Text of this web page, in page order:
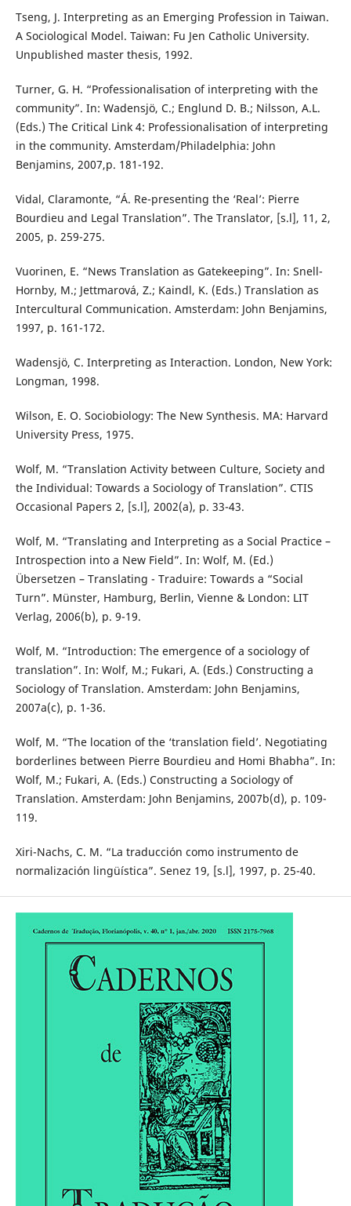
Tseng, J. Interpreting as an Emerging Profession in Taiwan.
A Sociological Model. Taiwan: Fu Jen Catholic University.
Unpublished master thesis, 1992.
Turner, G. H. “Professionalisation of interpreting with the
community”. In: Wadensjö, C.; Englund D. B.; Nilsson, A.L.
(Eds.) The Critical Link 4: Professionalisation of interpreting
in the community. Amsterdam/Philadelphia: John
Benjamins, 2007,p. 181-192.
Vidal, Claramonte, “Á. Re-presenting the ‘Real’: Pierre
Bourdieu and Legal Translation”. The Translator, [s.l], 11, 2,
2005, p. 259-275.
Vuorinen, E. “News Translation as Gatekeeping”. In: Snell-
Hornby, M.; Jettmarová, Z.; Kaindl, K. (Eds.) Translation as
Intercultural Communication. Amsterdam: John Benjamins,
1997, p. 161-172.
Wadensjö, C. Interpreting as Interaction. London, New York:
Longman, 1998.
Wilson, E. O. Sociobiology: The New Synthesis. MA: Harvard
University Press, 1975.
Wolf, M. “Translation Activity between Culture, Society and
the Individual: Towards a Sociology of Translation”. CTIS
Occasional Papers 2, [s.l], 2002(a), p. 33-43.
Wolf, M. “Translating and Interpreting as a Social Practice –
Introspection into a New Field”. In: Wolf, M. (Ed.)
Übersetzen – Translating - Traduire: Towards a “Social
Turn”. Münster, Hamburg, Berlin, Vienne & London: LIT
Verlag, 2006(b), p. 9-19.
Wolf, M. “Introduction: The emergence of a sociology of
translation”. In: Wolf, M.; Fukari, A. (Eds.) Constructing a
Sociology of Translation. Amsterdam: John Benjamins,
2007a(c), p. 1-36.
Wolf, M. “The location of the ‘translation field’. Negotiating
borderlines between Pierre Bourdieu and Homi Bhabha”. In:
Wolf, M.; Fukari, A. (Eds.) Constructing a Sociology of
Translation. Amsterdam: John Benjamins, 2007b(d), p. 109-
119.
Xiri-Nachs, C. M. “La traducción como instrumento de
normalización lingüística”. Senez 19, [s.l], 1997, p. 25-40.